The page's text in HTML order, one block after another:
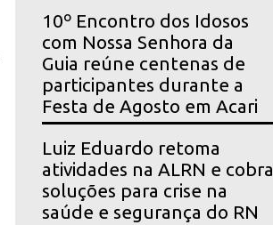
10º Encontro dos Idosos
com Nossa Senhora da
Guia reúne centenas de
participantes durante a
Festa de Agosto em Acari
Luiz Eduardo retoma
atividades na ALRN e cobra
soluções para crise na
saúde e segurança do RN